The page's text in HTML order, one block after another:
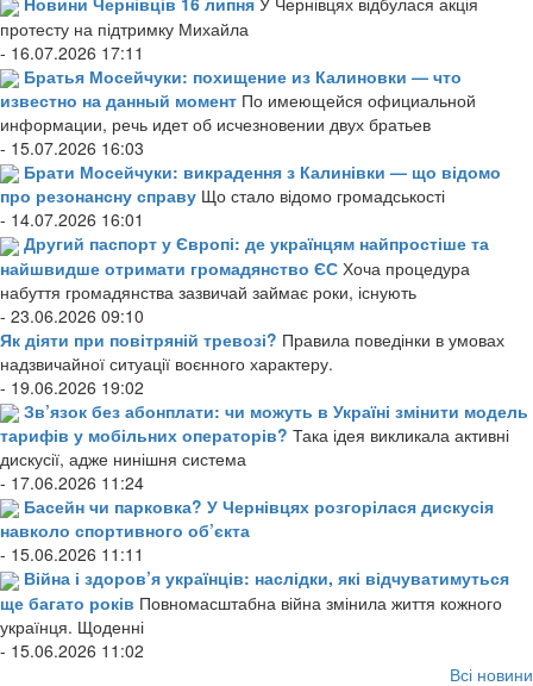
протесту на підтримку Михайла
- 16.07.2026 17:11
Братья Мосейчуки: похищение из Калиновки — что
известно на данный момент По имеющейся официальной
информации, речь идет об исчезновении двух братьев
- 15.07.2026 16:03
Брати Мосейчуки: викрадення з Калинівки — що відомо
про резонансну справу Що стало відомо громадськості
- 14.07.2026 16:01
Другий паспорт у Європі: де українцям найпростіше та
найшвидше отримати громадянство ЄС Хоча процедура
набуття громадянства зазвичай займає роки, існують
- 23.06.2026 09:10
Як діяти при повітряній тревозі? Правила поведінки в умовах
надзвичайної ситуації воєнного характеру.
- 19.06.2026 19:02
Зв’язок без абонплати: чи можуть в Україні змінити модель
тарифів у мобільних операторів? Така ідея викликала активні
дискусії, адже нинішня система
- 17.06.2026 11:24
Басейн чи парковка? У Чернівцях розгорілася дискусія
навколо спортивного об’єкта
- 15.06.2026 11:11
Війна і здоров’я українців: наслідки, які відчуватимуться
ще багато років Повномасштабна війна змінила життя кожного
українця. Щоденні
- 15.06.2026 11:02
Всі новини